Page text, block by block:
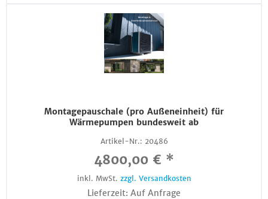
Montagepauschale (pro Außeneinheit) für
Wärmepumpen bundesweit ab
Artikel-Nr.: 20486
4800,00 € *
inkl. MwSt. zzgl. Versandkosten
Lieferzeit: Auf Anfrage